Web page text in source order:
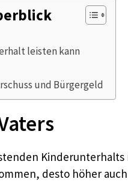
leisten kann
und Bürgergeld
desto höher